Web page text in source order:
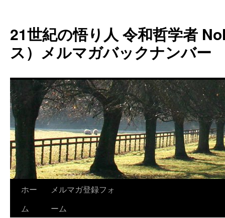
テ
ン
ツ
へ
キ
ッ
プ
21世紀の悟り人 令和哲学者
ス）メルマガバックナンバー
ホー
ム
メルマガ登録フォ
ーム